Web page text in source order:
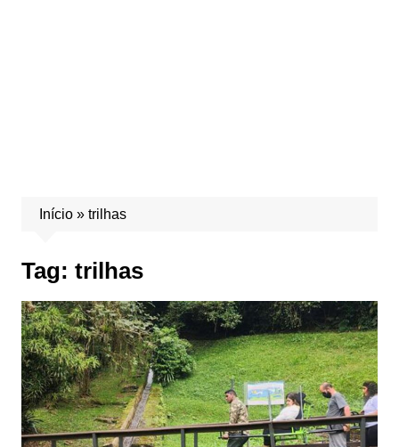
Início» trilhas
Tag: trilhas